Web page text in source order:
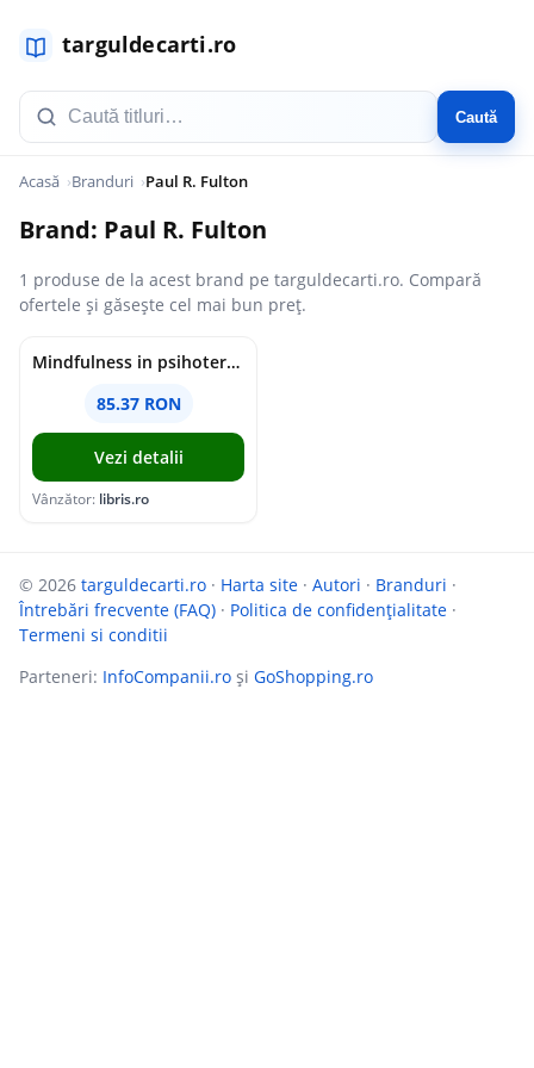
Caută
Acasă Branduri Paul R. Fulton
Brand: Paul R. Fulton
1 produse de la acest brand pe targuldecarti.ro. Compară
ofertele și găsește cel mai bun preț.
Mindfulness in psihoterapie - Christopher K. Germer, Ronald D. Siegel, Paul R. Fulton
85.37 RON
Vezi detalii
Vânzător: libris.ro
© 2026 targuldecarti.ro · Harta site · Autori · Branduri ·
Întrebări frecvente (FAQ) · Politica de confidențialitate ·
Termeni si conditii
Parteneri: InfoCompanii.ro și GoShopping.ro